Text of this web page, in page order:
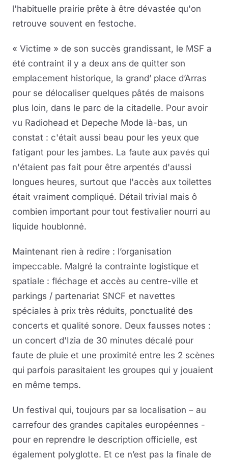
l'habituelle prairie prête à être dévastée qu'on
retrouve souvent en festoche.
« Victime » de son succès grandissant, le MSF a
été contraint il y a deux ans de quitter son
emplacement historique, la grand’ place d’Arras
pour se délocaliser quelques pâtés de maisons
plus loin, dans le parc de la citadelle. Pour avoir
vu Radiohead et Depeche Mode là-bas, un
constat : c'était aussi beau pour les yeux que
fatigant pour les jambes. La faute aux pavés qui
n'étaient pas fait pour être arpentés d'aussi
longues heures, surtout que l'accès aux toilettes
était vraiment compliqué. Détail trivial mais ô
combien important pour tout festivalier nourri au
liquide houblonné.
Maintenant rien à redire : l’organisation
impeccable. Malgré la contrainte logistique et
spatiale : fléchage et accès au centre-ville et
parkings / partenariat SNCF et navettes
spéciales à prix très réduits, ponctualité des
concerts et qualité sonore. Deux fausses notes :
un concert d'Izia de 30 minutes décalé pour
faute de pluie et une proximité entre les 2 scènes
qui parfois parasitaient les groupes qui y jouaient
en même temps.
Un festival qui, toujours par sa localisation – au
carrefour des grandes capitales européennes -
pour en reprendre le description officielle, est
également polyglotte. Et ce n’est pas la finale de